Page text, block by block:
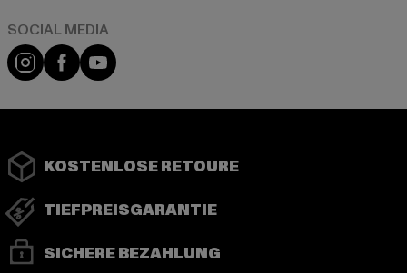
Instagram
FacebookYouTube
KOSTENLOSE RETOURE
TIEFPREISGARANTIE
SICHERE BEZAHLUNG